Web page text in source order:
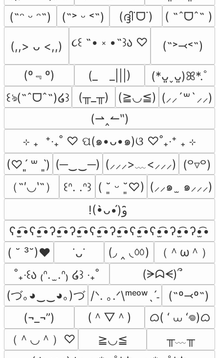
(˶ᵔ ᵕ ᵔ˶)
(˶˃ ᵕ ˂˶) (ദ്ദി˙ᗜ˙) ( ˶ˆᗜˆ˵ )
(,,> ᴗ <,,) ૮꒰ ˶• ༝ •˶꒱ა ♡ (˶˃⤙˂˶)
(º﹃º) (_　_|||)
(*ᴗ͈ˬᴗ͈)ꕤ*.ﾟ
꒰ঌ(˶ˆᗜˆ˵)໒꒱
(╥_╥) (≧◡≦) (⸝⸝´꒳`⸝⸝)
(⇀‸↼‶)
⊹ ₊  ⁺‧₊˚ ♡ ପ(๑•ᴗ•๑)ଓ ♡˚₊‧⁺ ₊ ⊹
(♡ˊ͈ ꒳ ˋ͈) (─‿‿─) (⸝⸝⸝>﹏<⸝⸝⸝) (꒪▿꒪)
（˶′◡‵˶）
꒰ᐢ. .ᐢ꒱ ( ˘͈ ᵕ ˘͈♡) (⸝⸝๑  ̫ ๑⸝⸝⸝)
ʕ•̫͡•ʕ•̫͡•ʔ•̫͡•ʔ•̫͡•ʕ•̫͡•ʔ•̫͡•ʕ•̫͡•ʕ•̫͡•ʔ•̫͡•ʔ•̫͡•
( ˘ ³˘)♥
˙ᴗ˙ (◞ ‸ ◟ㆀ)
（＾ω＾）
˚₊‧꒰ა ₍ᐢ.  ̫.ᐢ₎ ໒꒱ ‧₊˚
(ᗒᗣᗕ)՞
(づ｡◕‿‿◕｡)づ /ᐠ. ｡.ᐟ\ᵐᵉᵒʷˎˊ˗
(˶º⤙º˶)
(¬_¬”)
(＾▽＾)
ᜊ( ‘ ⩊ ‘𖦹)ᜊ
（＾◡＾）♡
≧◡≦
╥﹏╥